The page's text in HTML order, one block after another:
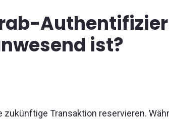
ist?
Transaktion reservieren.